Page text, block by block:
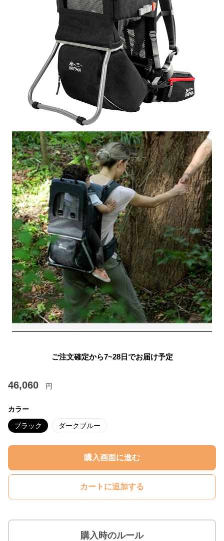
ご注文確定から7~28日でお届け予定
46,060 円
カラー
ブラック ダークブルー
購入画面に進む
カートに追加する
購入時のルール